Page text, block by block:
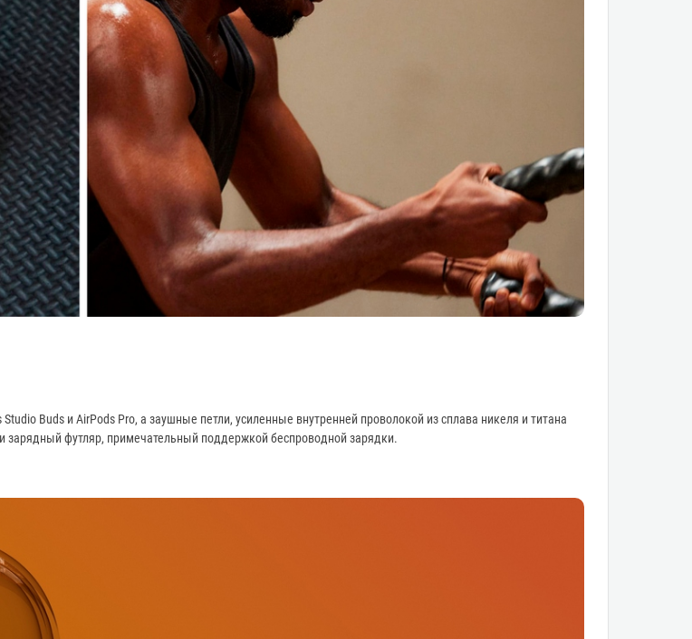
Buds и AirPods Pro, а заушные петли, усиленные внутренней проволокой из сплава никеля и титана
футляр, примечательный поддержкой беспроводной зарядки.